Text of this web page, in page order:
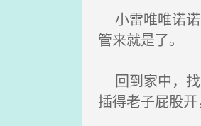
小雷唯唯诺诺
管来就是了。
回到家中，找
插得老子屁股